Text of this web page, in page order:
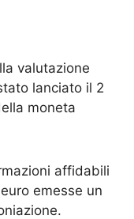
valutazione
lanciato il 2
moneta
affidabili
emesse un